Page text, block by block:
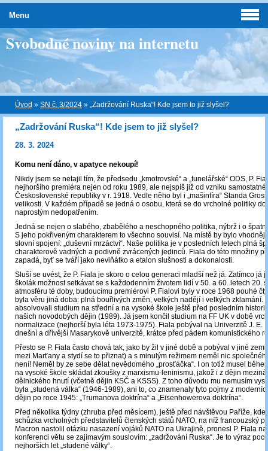
Svobodné noviny na internetu
Úvod » SN č. 3/2024 » „Zadržování Ruska“! Kde jsem to již slyšel?
„Zadržování Ruska“! Kde jsem to již slyšel?
28. 3. 2024
Komu není dáno, v apatyce nekoupí!
Nikdy jsem se netajil tím, že předsedu „kmotrovské“ a „tunelářské“ ODS, P.
nejhoršího premiéra nejen od roku 1989, ale nejspíš již od vzniku samostatné
Československé republiky v r. 1918. Vedle něho byl i „mašinfíra“ Standa
velikosti. V každém případě se jedná o osobu, která se do vrcholné politiky
naprostým nedopatřením.
Jedná se nejen o slabého, zbabělého a neschopného politika, nýbrž i o
S jeho pokřiveným charakterem to všechno souvisí. Na místě by bylo
slovní spojení: „duševní mrzáctví“. Naše politika je v posledních letech plná
charakterově vadných a podivně zvrácených jedinců. Fiala do této množiny
zapadá, byť se tváří jako neviňátko a etalon slušnosti a dokonalosti.
Sluší se uvést, že P. Fiala je skoro o celou generaci mladší než já. Zatímco já
školák možnost setkávat se s každodenním životem lidí v 50. a 60. letech 20.
atmosféru té doby, budoucímu premiérovi P. Fialovi byly v roce 1968 pouhé
byla věru jiná doba: plná bouřlivých změn, velkých nadějí i velkých zklamání.
absolvovali studium na střední a na vysoké škole ještě před posledním
našich novodobých dějin (1989). Já jsem končil studium na FF UK v době
normalizace (nejhorší byla léta 1973-1975). Fiala pobýval na Univerzitě J. E.
dnešní a dřívější Masarykově univerzitě, krátce před pádem komunistického
Přesto se P. Fiala často chová tak, jako by žil v jiné době a pobýval v jiné
mezi Marťany a stydí se to přiznat) a s minulým režimem neměl nic
není! Neměl by ze sebe dělat nevědomého „prosťáčka“. I on totiž musel
na vysoké škole skládat zkoušky z marxismu-leninismu, jakož i z dějin
dělnického hnutí (včetně dějin KSČ a KSSS). Z toho důvodu mu nemusím
byla „studená válka“ (1946-1989), ani to, co znamenaly tyto pojmy z
dějin po roce 1945: „Trumanova doktrína“ a „Eisenhowerova doktrína“.
Před několika týdny (zhruba před měsícem), ještě před návštěvou Paříže, kde
schůzka vrcholných představitelů členských států NATO, na níž francouzský
Macron nastolil otázku nasazení vojáků NATO na Ukrajině, pronesl P. Fiala
konferenci větu se zajímavým souslovím: „zadržování Ruska“. Je to výraz
nejhorších let „studené války“.
Menu